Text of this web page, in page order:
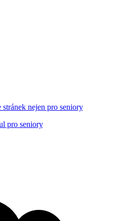
stránek nejen pro seniory